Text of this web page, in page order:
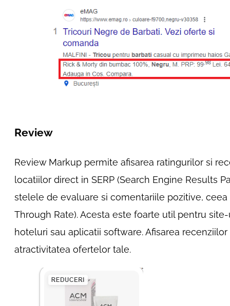
Review
Review Markup permite afisarea ratingurilor si
locatiilor direct in SERP (Search Engine Results
stelele de evaluare si comentariile pozitive,
Through Rate). Acesta este foarte util pentru
hoteluri sau aplicatii software. Afisarea
atractivitatea ofertelor tale.